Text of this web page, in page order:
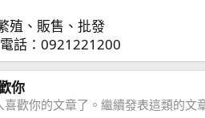
殖、販售、批發
話：0921221200
你
喜歡你的文章了。繼續發表這類的文